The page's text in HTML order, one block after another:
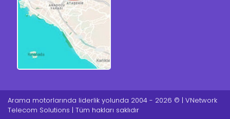
Arama motorlarında liderlik yolunda 2004 - 2026 © | VNetwork
Telecom Solutions | Tüm hakları saklıdır